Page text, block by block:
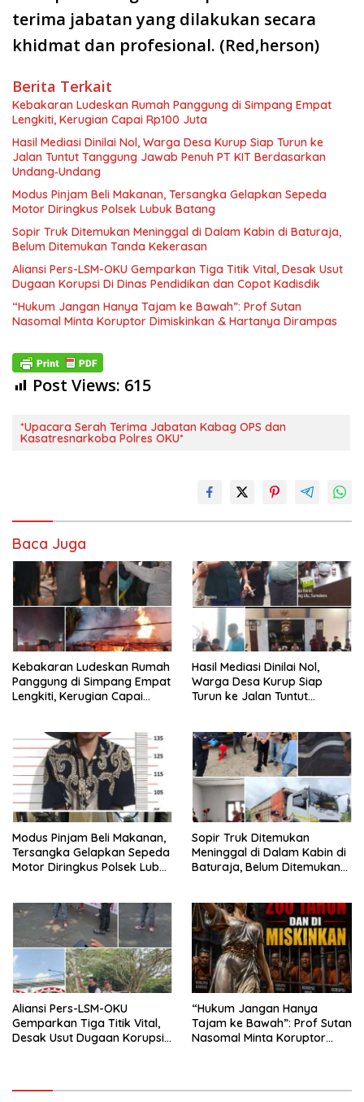
terima jabatan yang dilakukan secara
khidmat dan profesional. (Red,herson)
Berita Terkait
Kebakaran Ludeskan Rumah Panggung di Simpang Empat
Lengkiti, Kerugian Capai Rp100 Juta
Hasil Mediasi Dinilai Nol, Warga Desa Kurup Siap Turun ke
Jalan Tuntut Tanggung Jawab Penuh PT KIT Berdasarkan
Undang‑Undang
Modus Pinjam Beli Makanan, Tersangka Gelapkan Sepeda
Motor Diringkus Polsek Lubuk Batang
Sopir Truk Ditemukan Meninggal di Dalam Kabin di Baturaja,
Belum Ditemukan Tanda Kekerasan
Aliansi Pers-LSM-OKU Gemparkan Tiga Titik Vital, Desak Usut
Dugaan Korupsi Di Dinas Pendidikan dan Copot Kadisdik
“Hukum Jangan Hanya Tajam ke Bawah”: Prof Sutan
Nasomal Minta Koruptor Dimiskinkan & Hartanya Dirampas
Post Views: 615
*Upacara Serah Terima Jabatan Kabag OPS dan
Kasatresnarkoba Polres OKU*
Baca Juga
Kebakaran Ludeskan Rumah
Panggung di Simpang Empat
Lengkiti, Kerugian Capai
Hasil Mediasi Dinilai Nol,
Warga Desa Kurup Siap
Turun ke Jalan Tuntut
Undang‑Undang
Modus Pinjam Beli Makanan,
Tersangka Gelapkan Sepeda
Motor Diringkus Polsek Lubuk
Sopir Truk Ditemukan
Meninggal di Dalam Kabin di
Baturaja, Belum Ditemukan
Aliansi Pers-LSM-OKU
Gemparkan Tiga Titik Vital,
Desak Usut Dugaan Korupsi
“Hukum Jangan Hanya
Tajam ke Bawah”: Prof Sutan
Nasomal Minta Koruptor